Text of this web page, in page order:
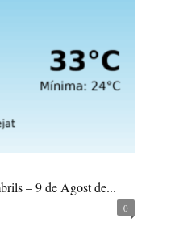
– 9 de Agost de...
0